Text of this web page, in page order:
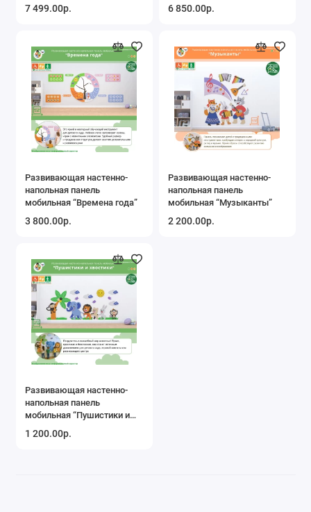
ковриком
7 499.00р. 6 850.00р.
Развивающая настенно-
напольная панель
мобильная “Времена года”
3 800.00р.
Развивающая настенно-
напольная панель
мобильная “Музыканты”
2 200.00р.
Развивающая настенно-
напольная панель
мобильная “Пушистики и
1 200.00р.